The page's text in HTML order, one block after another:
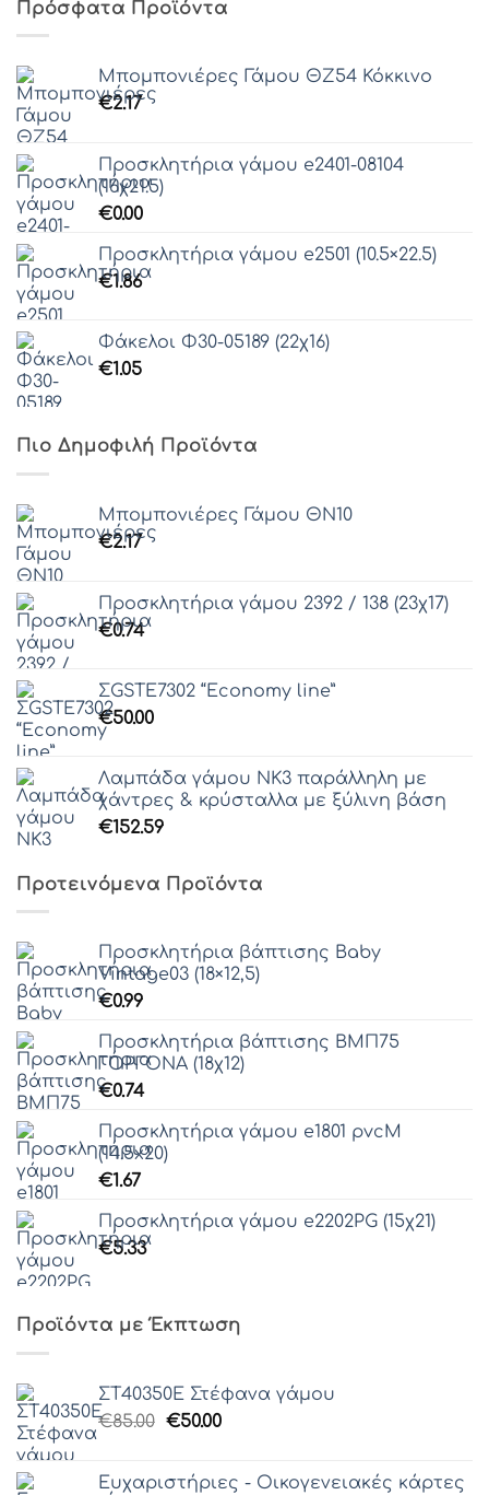
Πρόσφατα Προϊόντα
Μπομπονιέρες Γάμου ΘZ54 Κόκκινο
€2.17
Προσκλητήρια γάμου e2401-08104
(16χ21.5)
€0.00
Προσκλητήρια γάμου e2501 (10.5×22.5)
€1.86
Φάκελοι Φ30-05189 (22χ16)
€1.05
Πιο Δημοφιλή Προϊόντα
Μπομπονιέρες Γάμου ΘΝ10
€2.17
Προσκλητήρια γάμου 2392 / 138 (23χ17)
€0.74
ΣGSTE7302 “Economy line”
€50.00
Λαμπάδα γάμου ΝΚ3 παράλληλη με
χάντρες & κρύσταλλα με ξύλινη βάση
€152.59
Προτεινόμενα Προϊόντα
Προσκλητήρια βάπτισης Baby
Vintage03 (18×12,5)
€0.99
Προσκλητήρια βάπτισης ΒΜΠ75
ΓΟΡΓΟΝΑ (18χ12)
€0.74
Προσκλητήρια γάμου e1801 pvcM
(14.5x20)
€1.67
Προσκλητήρια γάμου e2202PG (15χ21)
€5.33
Προϊόντα με Έκπτωση
ΣΤ40350Ε Στέφανα γάμου
€85.00 Original
€85.00.
€50.00Η
είναι:
Ευχαριστήριες - Οικογενειακές κάρτες